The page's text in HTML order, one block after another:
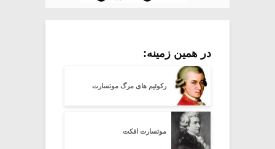
در همین زمینه:
رکوئیم های مرگ موتسارت
موتسارت افکت